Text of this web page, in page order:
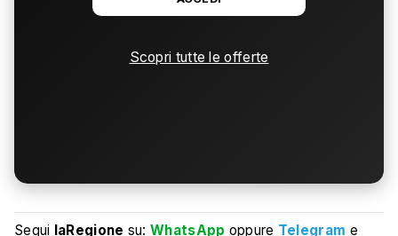
Scopri tutte le offerte
Segui laRegione su:WhatsApp oppure Telegram e